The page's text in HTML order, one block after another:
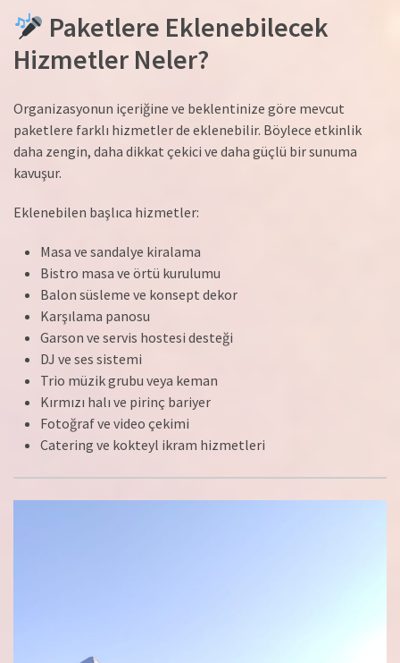
Paketlere Eklenebilecek
Hizmetler Neler?
Organizasyonun içeriğine ve beklentinize göre mevcut
paketlere farklı hizmetler de eklenebilir. Böylece etkinlik
daha zengin, daha dikkat çekici ve daha güçlü bir sunuma
kavuşur.
Eklenebilen başlıca hizmetler:
Masa ve sandalye kiralama
Bistro masa ve örtü kurulumu
Balon süsleme ve konsept dekor
Karşılama panosu
Garson ve servis hostesi desteği
DJ ve ses sistemi
Trio müzik grubu veya keman
Kırmızı halı ve pirinç bariyer
Fotoğraf ve video çekimi
Catering ve kokteyl ikram hizmetleri